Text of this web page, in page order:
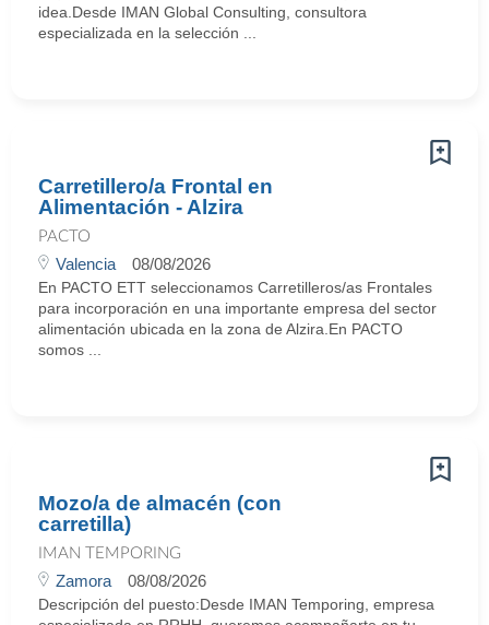
idea.Desde IMAN Global Consulting, consultora
especializada en la selección ...
Carretillero/a Frontal en
Alimentación - Alzira
PACTO
Valencia 08/08/2026
En PACTO ETT seleccionamos Carretilleros/as Frontales
para incorporación en una importante empresa del sector
alimentación ubicada en la zona de Alzira.En PACTO
somos ...
Mozo/a de almacén (con
carretilla)
IMAN TEMPORING
Zamora 08/08/2026
Descripción del puesto:Desde IMAN Temporing, empresa